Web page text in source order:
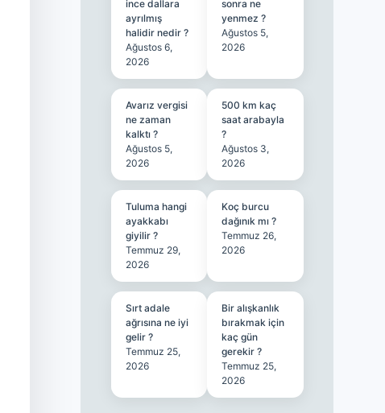
ince dallara
ayrılmış
halidir nedir ?
Ağustos 6,
2026
sonra ne
yenmez ?
Ağustos 5,
2026
Avarız vergisi
ne zaman
kalktı ?
Ağustos 5,
2026
500 km kaç
saat arabayla
?
Ağustos 3,
2026
Tuluma hangi
ayakkabı
giyilir ?
Temmuz 29,
2026
Koç burcu
dağınık mı ?
Temmuz 26,
2026
Sırt adale
ağrısına ne iyi
gelir ?
Temmuz 25,
2026
Bir alışkanlık
bırakmak için
kaç gün
gerekir ?
Temmuz 25,
2026